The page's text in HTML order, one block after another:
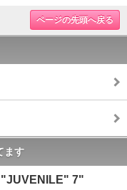
ページの先頭へ戻る
ます
"JUVENILE" 7"